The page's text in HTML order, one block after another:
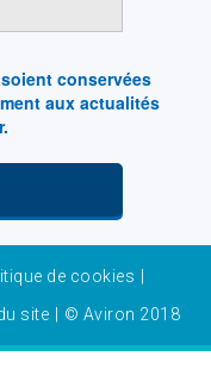
conservées
aux actualités
de cookies |
site | © Aviron 2018